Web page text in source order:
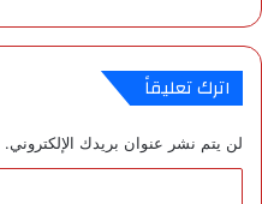
اترك تعليقاً
لن يتم نشر عنوان بريدك الإلكتروني.